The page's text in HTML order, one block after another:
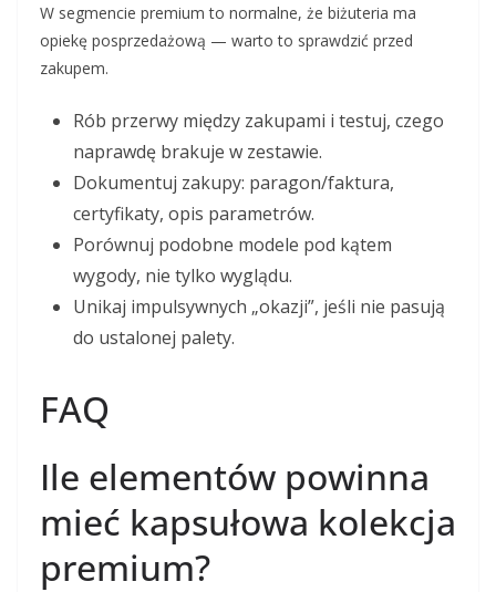
W segmencie premium to normalne, że biżuteria ma
opiekę posprzedażową — warto to sprawdzić przed
zakupem.
Rób przerwy między zakupami i testuj, czego
naprawdę brakuje w zestawie.
Dokumentuj zakupy: paragon/faktura,
certyfikaty, opis parametrów.
Porównuj podobne modele pod kątem
wygody, nie tylko wyglądu.
Unikaj impulsywnych „okazji”, jeśli nie pasują
do ustalonej palety.
FAQ
Ile elementów powinna
mieć kapsułowa kolekcja
premium?